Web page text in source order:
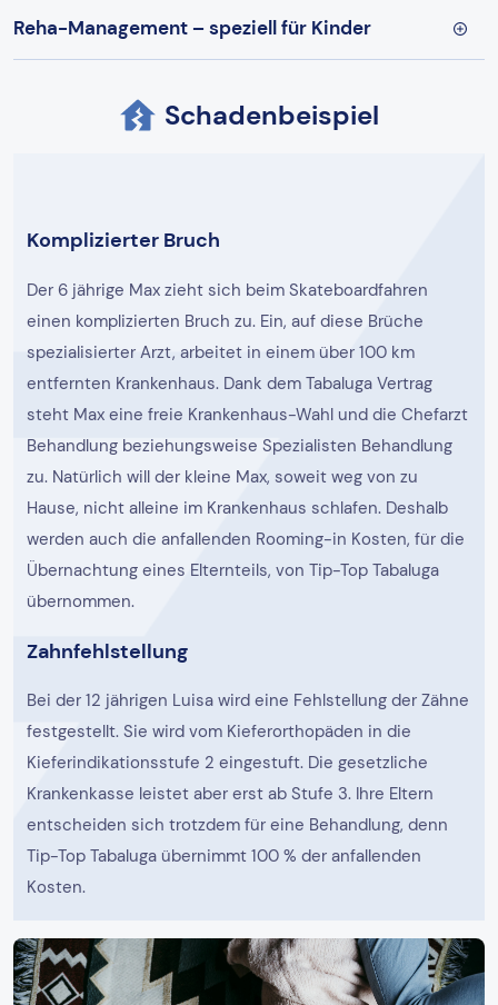
Reha-Management – speziell für Kinder
Schadenbeispiel
Komplizierter Bruch
Der 6 jährige Max zieht sich beim Skateboardfahren
einen komplizierten Bruch zu. Ein, auf diese Brüche
spezialisierter Arzt, arbeitet in einem über 100 km
entfernten Krankenhaus. Dank dem Tabaluga Vertrag
steht Max eine freie Krankenhaus-Wahl und die Chefarzt
Behandlung beziehungsweise Spezialisten Behandlung
zu. Natürlich will der kleine Max, soweit weg von zu
Hause, nicht alleine im Krankenhaus schlafen. Deshalb
werden auch die anfallenden Rooming-in Kosten, für die
Übernachtung eines Elternteils, von Tip-Top Tabaluga
übernommen.
Zahnfehlstellung
Bei der 12 jährigen Luisa wird eine Fehlstellung der Zähne
festgestellt. Sie wird vom Kieferorthopäden in die
Kieferindikationsstufe 2 eingestuft. Die gesetzliche
Krankenkasse leistet aber erst ab Stufe 3. Ihre Eltern
entscheiden sich trotzdem für eine Behandlung, denn
Tip-Top Tabaluga übernimmt 100 % der anfallenden
Kosten.